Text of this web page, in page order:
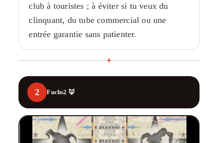
club à touristes ; à éviter si tu veux du
clinquant, du tube commercial ou une
entrée garantie sans patienter.
2 Fuchs2 🦊